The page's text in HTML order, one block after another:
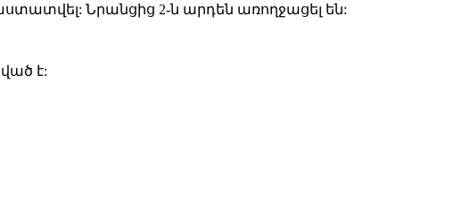
Նրանցից 2-ն արդեն առողջացել են:
է: